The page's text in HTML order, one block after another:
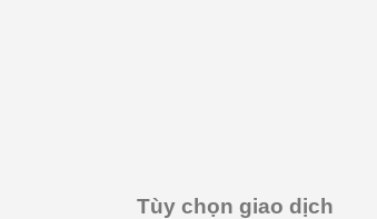
Tùy chọn giao dịch